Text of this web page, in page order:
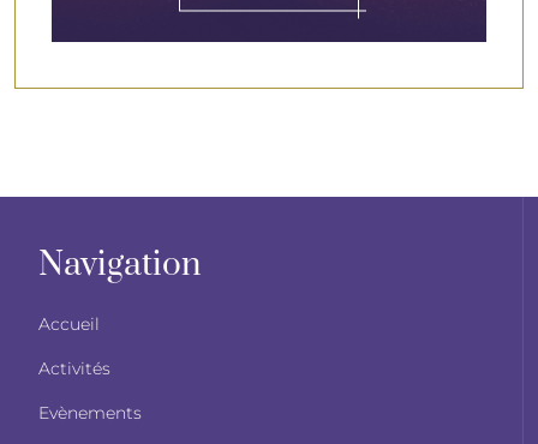
Navigation
Accueil
Activités
Evènements